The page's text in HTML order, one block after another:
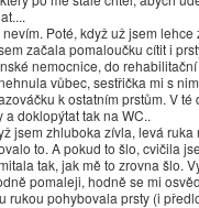
Poté, když už jsem
začala pomaloučku cítit i
nemocnice, do
vůbec, sestřička mi s
k ostatním prstům. V
doklopýtat tak na WC..
jsem zhluboka zívla, levá
to. A pokud to šlo, cvičila
tak, jak mě to zrovna šlo.
pomaleji, hodně se mi
pohybovala prsty (i